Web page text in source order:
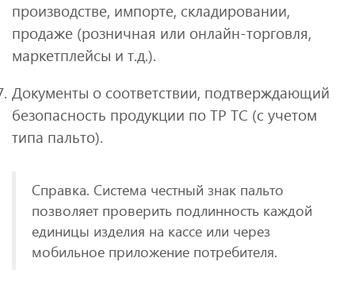
производстве, импорте, складировании,
продаже (розничная или онлайн-торговля,
маркетплейсы и т.д.).
Документы о соответствии, подтверждающий
безопасность продукции по ТР ТС (с учетом
типа пальто).
Справка. Система честный знак пальто
позволяет проверить подлинность каждой
единицы изделия на кассе или через
мобильное приложение потребителя.